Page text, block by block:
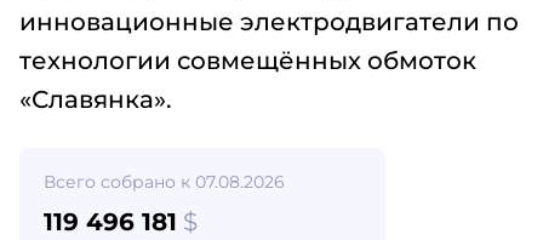
инновационные электродвигатели по
технологии совмещённых обмоток
«Славянка».
Всего собрано к 07.08.2026
119 496 181 $